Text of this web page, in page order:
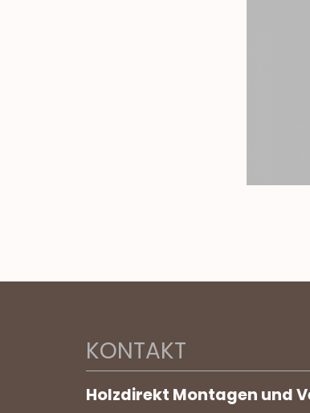
KONTAKT
Holzdirekt Montagen und